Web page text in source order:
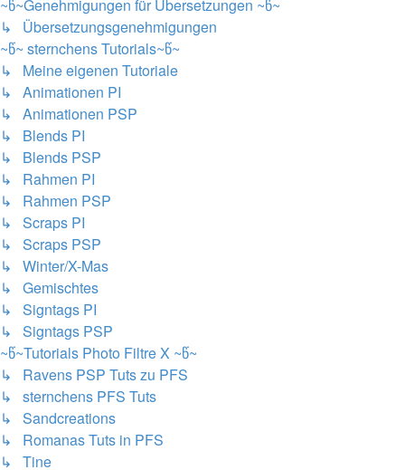
~წ~Genehmigungen für Übersetzungen ~წ~
↳ Übersetzungsgenehmigungen
~წ~ sternchens Tutorials~წ~
↳ Meine eigenen Tutoriale
↳ Animationen PI
↳ Animationen PSP
↳ Blends PI
↳ Blends PSP
↳ Rahmen PI
↳ Rahmen PSP
↳ Scraps PI
↳ Scraps PSP
↳ Winter/X-Mas
↳ Gemischtes
↳ Signtags PI
↳ Signtags PSP
~წ~Tutorials Photo Filtre X ~წ~
↳ Ravens PSP Tuts zu PFS
↳ sternchens PFS Tuts
↳ Sandcreations
↳ Romanas Tuts in PFS
↳ Tine